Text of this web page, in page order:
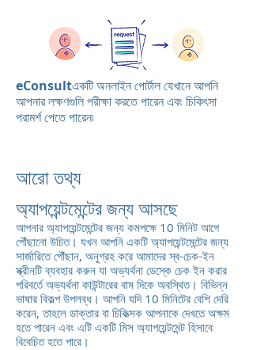
eConsultএকটি অনলাইন পোর্টাল যেখানে আপনি
আপনার লক্ষণগুলি পরীক্ষা করতে পারেন এবং চিকিৎসা
পরামর্শ পেতে পারেন৷
আরো তথ্য
অ্যাপয়েন্টমেন্টের জন্য আসছে
আপনার অ্যাপয়েন্টমেন্টের জন্য কমপক্ষে 10 মিনিট আগে
পৌঁছানো উচিত। যখন আপনি একটি অ্যাপয়েন্টমেন্টের জন্য
সার্জারিতে পৌঁছান, অনুগ্রহ করে আমাদের স্ব-চেক-ইন
স্ক্রীনটি ব্যবহার করুন যা অভ্যর্থনা ডেস্কে চেক ইন করার
পরিবর্তে অভ্যর্থনা কাউন্টারের বাম দিকে অবস্থিত। বিভিন্ন
ভাষার বিকল্প উপলব্ধ। আপনি যদি 10 মিনিটের বেশি দেরি
করেন, তাহলে ডাক্তার বা চিকিত্সক আপনাকে দেখতে অক্ষম
হতে পারেন এবং এটি একটি মিস অ্যাপয়েন্টমেন্ট হিসাবে
বিবেচিত হতে পারে।